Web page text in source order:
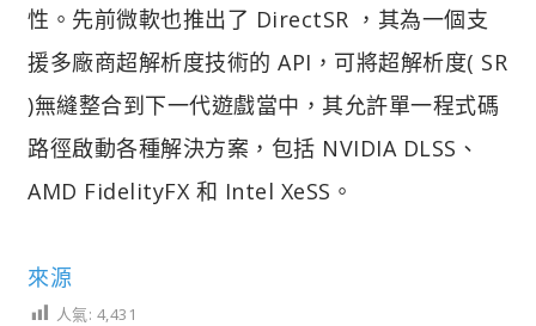
性。先前微軟也推出了 DirectSR ，其為一個支
援多廠商超解析度技術的 API，可將超解析度( SR
)無縫整合到下一代遊戲當中，其允許單一程式碼
路徑啟動各種解決方案，包括 NVIDIA DLSS、
AMD FidelityFX 和 Intel XeSS。
來源
人氣: 4,431